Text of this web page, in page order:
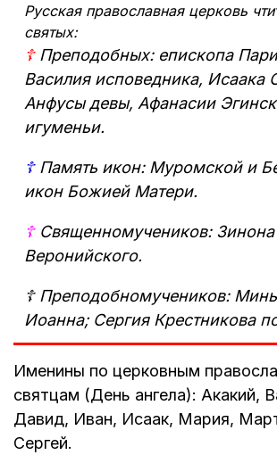
Русская православная церковь
святых:
☦Преподобных: епископа
Василия исповедника, Исаака
Анфусы девы, Афанасии
игуменьи.
☦Память икон: Муромской и
икон Божией Матери.
☦Священномучеников: Зинона
Веронийского.
☦Преподобномучеников:
Иоанна; Сергия Крестникова
Именины по церковным
святцам (День ангела): Акакий,
Давид, Иван, Исаак, Мария,
Сергей.